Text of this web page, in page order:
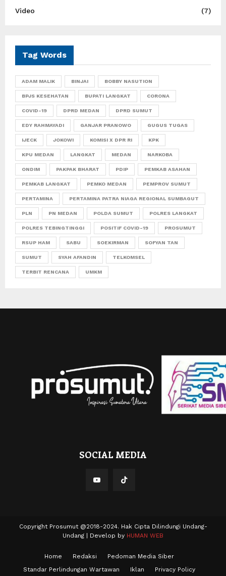
Video
(7)
Tag Words
ADAM MALIK BINJAI BOBBY NASUTION
BPJS KESEHATAN BUPATI LANGKAT CORONA
COVID-19 DPRD MEDAN DPRD SUMUT
EDY RAHMAYADI GANJAR PRANOWO GUGUS TUGAS
IJECK JOKOWI KOMISI X DPR RI KPK
KPU MEDAN LANGKAT MEDAN NARKOBA
ONDIM PAKPAK BHARAT PDIP PEMKAB ASAHAN
PEMKAB LANGKAT PEMKO MEDAN PEMPROV SUMUT
PERTAMINA PERTAMINA PATRA NIAGA REGIONAL SUMBAGUT
PLN PN MEDAN POLDA SUMUT POLRES LANGKAT
POLRES TEBINGTINGGI POSITIF COVID-19 PROSUMUT
RSUP HAM SABU SOEKIRMAN SOFYAN TAN
SUMUT SYAH AFANDIN TELKOMSEL
TERBIT RENCANA UMKM
SOCIAL MEDIA
Copyright Prosumut @2018-2024. Hak Cipta Dilindungi Undang-
Undang | Develop by HUMAN WEB
Home Redaksi
Pedoman Media Siber
Standar Perlindungan Wartawan
Iklan Privacy Policy